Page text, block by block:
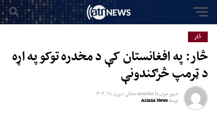
څار
څار: په افغانستان کې د مخدره توکو په اړه
د ټرمپ څرګندونې
خپور شوی11 months مخکي دوږی ۲۵, ۱۴۰۴
توسطAriana News